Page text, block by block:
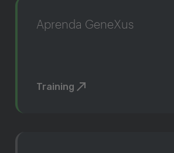
Aprenda GeneXus
Training